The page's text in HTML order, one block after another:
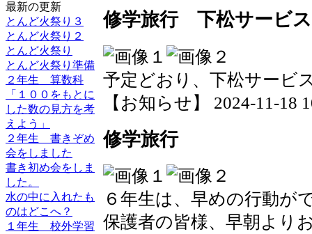
最新の更新
とんど火祭り３
とんど火祭り２
とんど火祭り
とんど火祭り準備
２年生 算数科
「１００をもとに
した数の見方を考
えよう」
２年生 書きぞめ
会をしました
書き初め会をしま
した。
水の中に入れたも
のはどこへ？
１年生 校外学習
修学旅行 下松サービ
予定どおり、下松サービ
【お知らせ】 2024-11-18
修学旅行
６年生は、早めの行動が
保護者の皆様、早朝より